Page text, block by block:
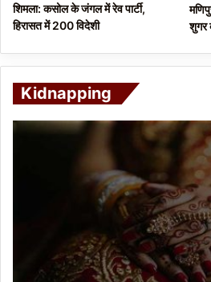
शिमला: कसोल के जंगल में रेव पार्टी,
हिरासत में 200 विदेशी
शुगर
Kidnapping